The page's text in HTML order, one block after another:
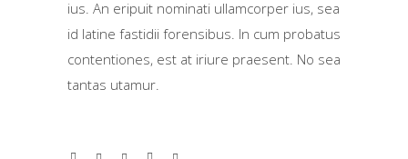
ius. An eripuit nominati ullamcorper ius, sea
id latine fastidii forensibus. In cum probatus
contentiones, est at iriure praesent. No sea
tantas utamur.